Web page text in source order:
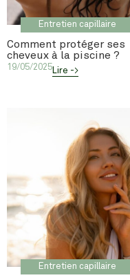
Entretien capillaire
Comment protéger ses
cheveux à la piscine ?
19/05/2025Lire ->
Entretien capillaire